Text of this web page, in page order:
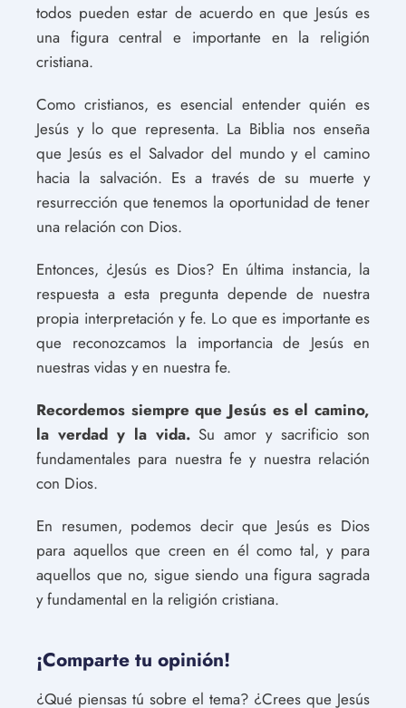
todos pueden estar de acuerdo en que Jesús es
una figura central e importante en la religión
cristiana.
Como cristianos, es esencial entender quién es
Jesús y lo que representa. La Biblia nos enseña
que Jesús es el Salvador del mundo y el camino
hacia la salvación. Es a través de su muerte y
resurrección que tenemos la oportunidad de tener
una relación con Dios.
Entonces, ¿Jesús es Dios? En última instancia, la
respuesta a esta pregunta depende de nuestra
propia interpretación y fe. Lo que es importante es
que reconozcamos la importancia de Jesús en
nuestras vidas y en nuestra fe.
Recordemos siempre que Jesús es el camino,
la verdad y la vida.Su amor y sacrificio son
fundamentales para nuestra fe y nuestra relación
con Dios.
En resumen, podemos decir que Jesús es Dios
para aquellos que creen en él como tal, y para
aquellos que no, sigue siendo una figura sagrada
y fundamental en la religión cristiana.
¡Comparte tu opinión!
¿Qué piensas tú sobre el tema? ¿Crees que Jesús